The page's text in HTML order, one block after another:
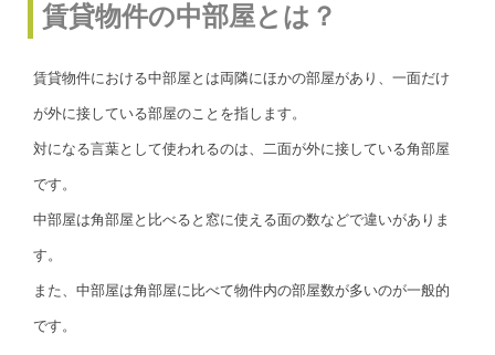
賃貸物件の中部屋とは？
賃貸物件における中部屋とは両隣にほかの部屋があり、一面だけ
が外に接している部屋のことを指します。
対になる言葉として使われるのは、二面が外に接している角部屋
です。
中部屋は角部屋と比べると窓に使える面の数などで違いがありま
す。
また、中部屋は角部屋に比べて物件内の部屋数が多いのが一般的
です。